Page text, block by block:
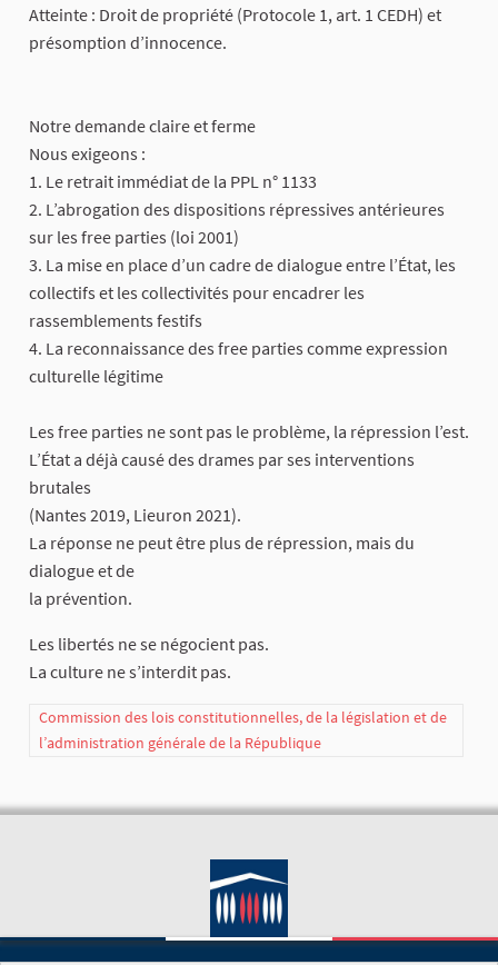
Atteinte : Droit de propriété (Protocole 1, art. 1 CEDH) et
présomption d’innocence.
Notre demande claire et ferme
Nous exigeons :
1. Le retrait immédiat de la PPL n° 1133
2. L’abrogation des dispositions répressives antérieures
sur les free parties (loi 2001)
3. La mise en place d’un cadre de dialogue entre l’État, les
collectifs et les collectivités pour encadrer les
rassemblements festifs
4. La reconnaissance des free parties comme expression
culturelle légitime
Les free parties ne sont pas le problème, la répression l’est.
L’État a déjà causé des drames par ses interventions
brutales
(Nantes 2019, Lieuron 2021).
La réponse ne peut être plus de répression, mais du
dialogue et de
la prévention.
Les libertés ne se négocient pas.
La culture ne s’interdit pas.
Commission des lois constitutionnelles, de la législation et de
l’administration générale de la République